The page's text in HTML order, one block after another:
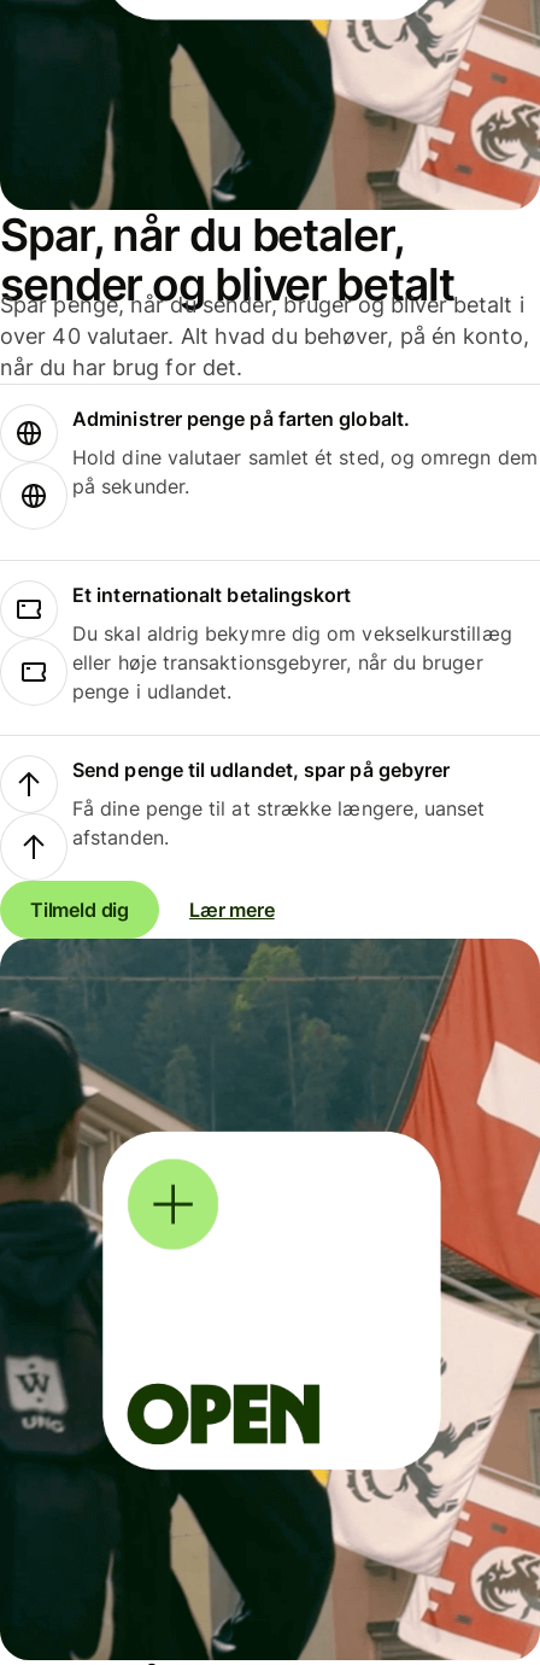
Spar, når du betaler,
sender og bliver betalt
Spar penge, når du sender, bruger og bliver betalt i
over 40 valutaer. Alt hvad du behøver, på én konto,
når du har brug for det.
Administrer penge på farten globalt.
Hold dine valutaer samlet ét sted, og omregn dem
på sekunder.
Et internationalt betalingskort
Du skal aldrig bekymre dig om vekselkurstillæg
eller høje transaktionsgebyrer, når du bruger
penge i udlandet.
Send penge til udlandet, spar på gebyrer
Få dine penge til at strække længere, uanset
afstanden.
Tilmeld dig Lær mere